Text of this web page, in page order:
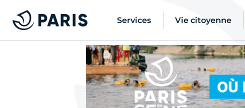
Services Vie citoyenne